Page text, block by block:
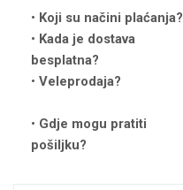
Koji su načini plaćanja?
Kada je dostava
besplatna?
Veleprodaja?
Gdje mogu pratiti
pošiljku?
Zodiac